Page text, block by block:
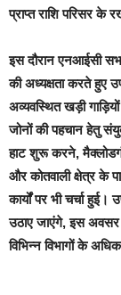
प्राप्त राशि परिसर के
इस दौरान एनआईसी
की अध्यक्षता करते हुए
अव्यवस्थित खड़ी
जोनों की पहचान हेतु
हाट शुरू करने,
और कोतवाली क्षेत्र के
कार्यों पर भी चर्चा
उठाए जाएंगे, इस अवसर
विभिन्न विभागों के